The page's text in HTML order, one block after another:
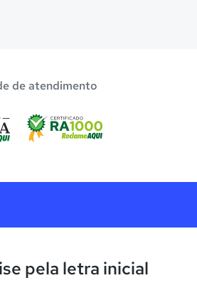
de atendimento
pela letra inicial